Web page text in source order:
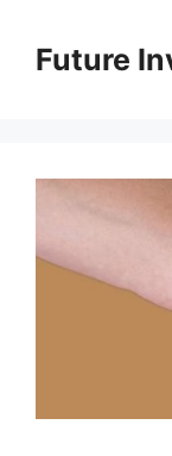
вмістуFuture